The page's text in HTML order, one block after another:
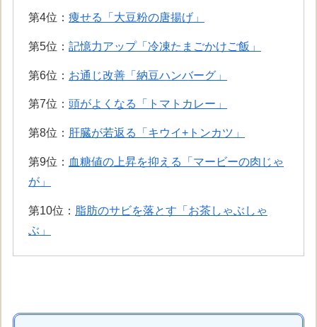
第4位：痩せる「大豆粉の唐揚げ」
第5位：記憶力アップ「冷凍たまごかけご飯」
第6位： お通じ改善「納豆ハンバーグ」
第7位：頭がよくなる「トマトカレー」
第8位： 肝臓が若返る「キウイ+トンカツ」
第9位： 血糖値の上昇を抑える「マービーの肉じゃ
が」
第10位： 脂肪のサビを落とす「お茶しゃぶしゃ
ぶ」